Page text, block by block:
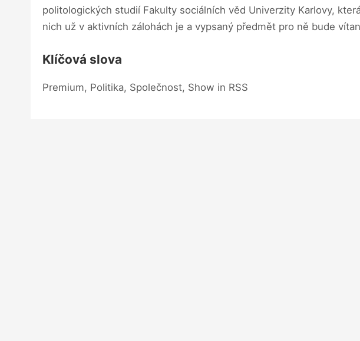
politologických studií Fakulty sociálních věd Univerzity Karlovy,
nich už v aktivních zálohách je a vypsaný předmět pro ně bude
Klíčová slova
Premium, Politika, Společnost, Show in RSS